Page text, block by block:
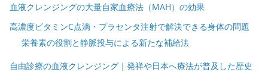
血液クレンジングの大量自家血療法（MAH）の効果
高濃度ビタミンC点滴・プラセンタ注射で解決できる身体の問題
栄養素の役割と静脈投与による新たな補給法
自由診療の血液クレンジング｜発祥や日本へ療法が普及した歴史